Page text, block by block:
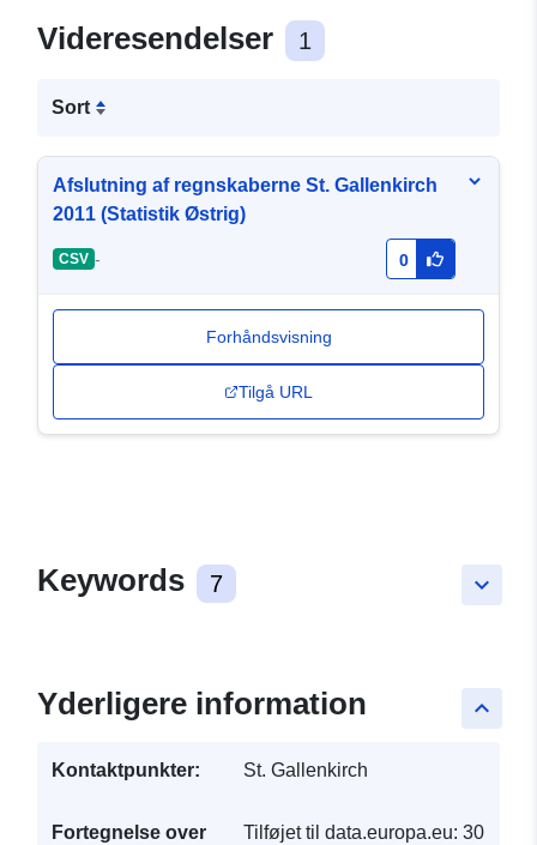
Videresendelser 1
Sort
Afslutning af regnskaberne St. Gallenkirch
2011 (Statistik Østrig)
CSV - 0
Forhåndsvisning
Tilgå URL
keyboard_arrow_down
Keywords 7
keyboard_arrow_up
Yderligere information
Kontaktpunkter: St. Gallenkirch
Fortegnelse over
Tilføjet til data.europa.eu: 30